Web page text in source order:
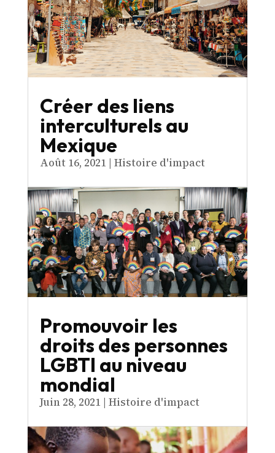
Créer des liens
interculturels au
Mexique
Août 16, 2021| Histoire d'impact
Promouvoir les
droits des personnes
LGBTI au niveau
mondial
Juin 28, 2021| Histoire d'impact